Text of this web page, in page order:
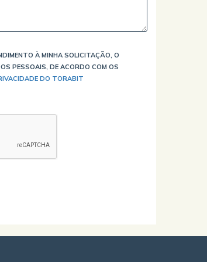
À MINHA SOLICITAÇÃO, O
PESSOAIS, DE ACORDO COM OS
DO TORABIT